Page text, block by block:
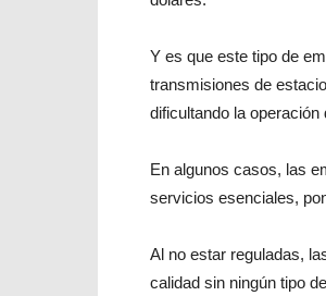
Y es que este tipo de
transmisiones de
dificultando la
En algunos casos, las
servicios esenciales,
Al no estar reguladas,
calidad sin ningún tipo